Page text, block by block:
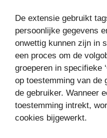
De extensie gebruikt
persoonlijke gegevens
onwettig kunnen zijn in
een proces om de
groeperen in specifieke
op toestemming van de
de gebruiker. Wanneer
toestemming intrekt,
cookies bijgewerkt.